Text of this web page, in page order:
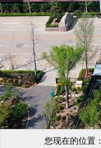
您现在的位置：